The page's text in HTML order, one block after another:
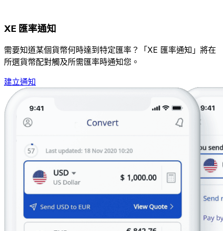
XE 匯率通知
需要知道某個貨幣何時達到特定匯率？「XE 匯率通知」將在
所選貨幣配對觸及所需匯率時通知您。
建立通知